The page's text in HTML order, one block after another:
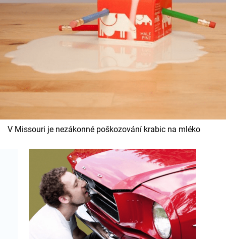
V Missouri je nezákonné poškozování krabic na mléko